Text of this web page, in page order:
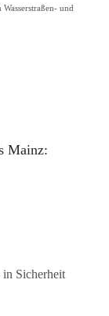
und
Mainz:
in Sicherheit